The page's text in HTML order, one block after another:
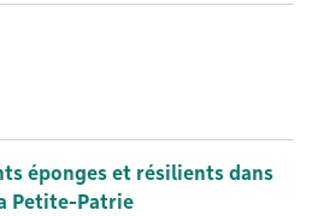
éponges et résilients dans
Petite-Patrie